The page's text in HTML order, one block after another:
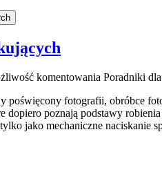
komentowania Poradniki
poświęcony fotografii, obróbce
dopiero poznają podstawy
jako mechaniczne